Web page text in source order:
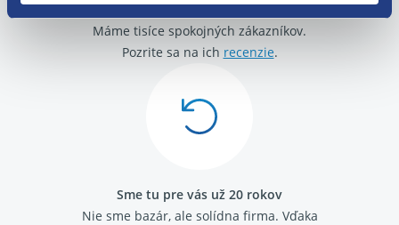
O svojich zákazníkov sa staráme
Máme tisíce spokojných zákazníkov.
Pozrite sa na ich recenzie.
Sme tu pre vás už 20 rokov
Nie sme bazár, ale solídna firma. Vďaka